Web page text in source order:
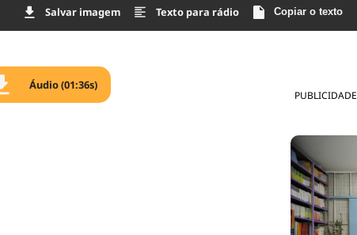
Salvar imagem Texto para rádio Copiar o texto
PUBLICIDADE
Áudio (01:36s)